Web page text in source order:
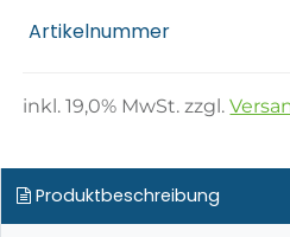
Artikelnummer
inkl.19,0% MwSt. zzgl.
Produktbeschreibung